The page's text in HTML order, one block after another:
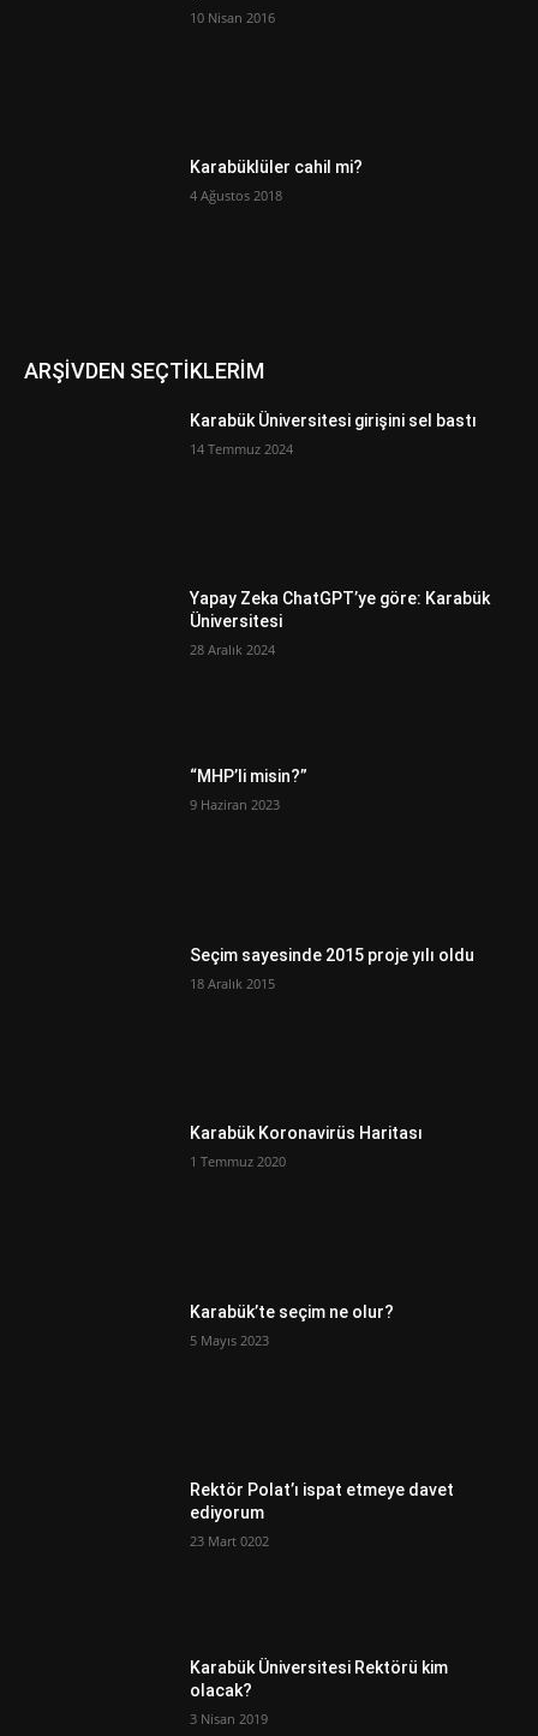
10 Nisan 2016
Karabüklüler cahil mi?
4 Ağustos 2018
ARŞİVDEN SEÇTİKLERİM
Karabük Üniversitesi girişini sel bastı
14 Temmuz 2024
Yapay Zeka ChatGPT’ye göre: Karabük
Üniversitesi
28 Aralık 2024
“MHP’li misin?”
9 Haziran 2023
Seçim sayesinde 2015 proje yılı oldu
18 Aralık 2015
Karabük Koronavirüs Haritası
1 Temmuz 2020
Karabük’te seçim ne olur?
5 Mayıs 2023
Rektör Polat’ı ispat etmeye davet
ediyorum
23 Mart 0202
Karabük Üniversitesi Rektörü kim
olacak?
3 Nisan 2019